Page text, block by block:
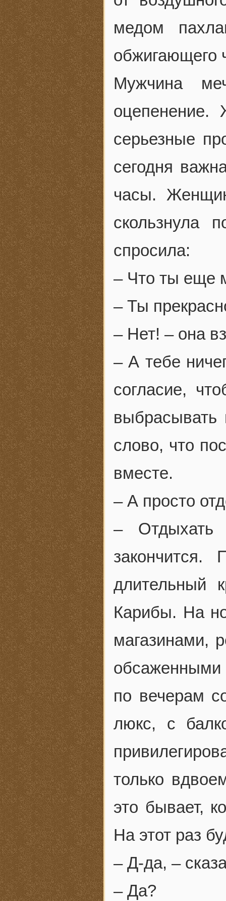
медом
обжигающего
Мужчина
серьезные
сегодня
часы.
скользнула
спросила:
– Что ты еще
– Ты
– Нет! – она
– А тебе
согласие,
выбрасывать
слово, что
вместе.
– А просто
–
длительный
Карибы. На
магазинами,
по вечерам
люкс, с
только
это бывает,
На этот раз
– Д-да, –
– Да?